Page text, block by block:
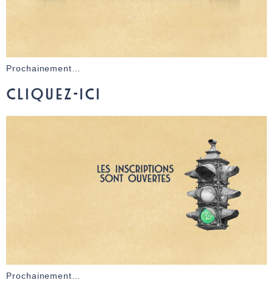
Prochainement…
CLIQUEZ-ICI
Prochainement…